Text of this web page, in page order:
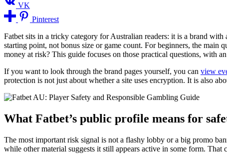
VK
Pinterest
Fatbet sits in a tricky category for Australian readers: it is a brand
starting point, not bonus size or game count. For beginners, the main
money at risk? This guide focuses on those practical questions, with
If you want to look through the brand pages yourself, you can view
protection is not just about whether a site uses encryption. It is also
What Fatbet’s public profile means for
The most important risk signal is not a flashy lobby or a big promo
while other material suggests it still appears active in some form. That